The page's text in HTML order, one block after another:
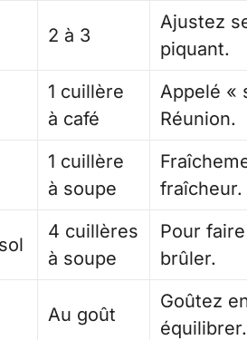
2 à 3
Ajustez
piquant.
1 cuillère
à café
Appelé «
Réunion.
1 cuillère
à soupe
fraîcheur.
4 cuillères
à soupe
Pour
brûler.
Au goût
Goûtez
équilibrer.